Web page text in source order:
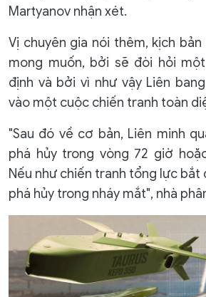
Martyanov nhận xét.
Vị chuyên gia nói thêm, kịch
mong muốn, bởi sẽ đòi hỏi
định và bởi vì như vậy Liên
vào một cuộc chiến tranh toàn
"Sau đó về cơ bản, Liên minh
phá hủy trong vòng 72 giờ
Nếu như chiến tranh tổng lực bắt
phá hủy trong nháy mắt", nhà